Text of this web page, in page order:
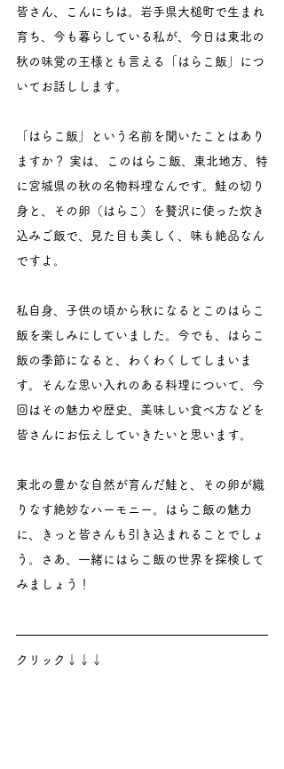
皆さん、こんにちは。岩手県大槌町で生まれ
育ち、今も暮らしている私が、今日は東北の
秋の味覚の王様とも言える「はらこ飯」につ
いてお話しします。
「はらこ飯」という名前を聞いたことはあり
ますか？ 実は、このはらこ飯、東北地方、特
に宮城県の秋の名物料理なんです。鮭の切り
身と、その卵（はらこ）を贅沢に使った炊き
込みご飯で、見た目も美しく、味も絶品なん
ですよ。
私自身、子供の頃から秋になるとこのはらこ
飯を楽しみにしていました。今でも、はらこ
飯の季節になると、わくわくしてしまいま
す。そんな思い入れのある料理について、今
回はその魅力や歴史、美味しい食べ方などを
皆さんにお伝えしていきたいと思います。
東北の豊かな自然が育んだ鮭と、その卵が織
りなす絶妙なハーモニー。はらこ飯の魅力
に、きっと皆さんも引き込まれることでしょ
う。さあ、一緒にはらこ飯の世界を探検して
みましょう！
クリック↓↓↓